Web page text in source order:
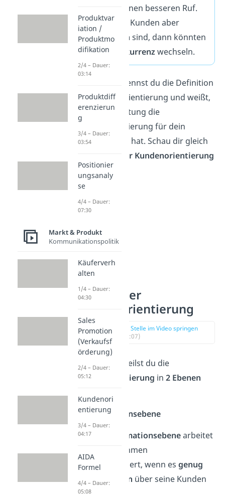
bekommt einen besseren Ruf.
Wenn deine Kunden aber
unzufrieden sind, dann könnten
sie zur Konkurrenzwechseln.
Spitze! Jetzt kennst du die Definition
der Kundenorientierung und weißt,
welche Bedeutung die
Kundenorientierung für dein
Unternehmen hat. Schau dir gleich
Ebenen der Kundenorientierung
an!
Ebenen der
Kundenorientierung
zur Stelle im Video springen
(01:07)
In der Praxis teilst du die
Kundenorientierung in 2 Ebenen
📝 Informationsebene
Auf der
Informationsebenearbeitet
dein Unternehmen
kundenorientiert, wenn es genug
Informationen über seine Kunden
hat.
Produktvar
iation /
Produktmo
difikation
2/4 – Dauer:
03:14
Produktdiff
erenzierun
g
3/4 – Dauer:
03:54
Positionier
ungsanaly
se
4/4 – Dauer:
07:30
Markt & Produkt
Kommunikationspolitik
Käuferverh
alten
1/4 – Dauer:
04:30
Sales
Promotion
(Verkaufsf
örderung)
2/4 – Dauer:
05:12
Kundenori
entierung
3/4 – Dauer:
04:17
AIDA
Formel
4/4 – Dauer:
05:08